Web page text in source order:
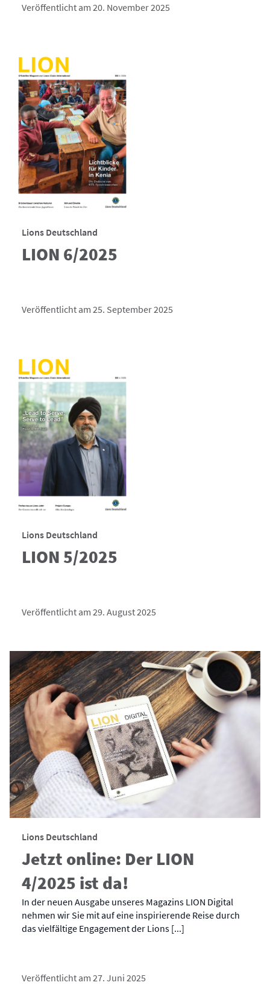
Veröffentlicht am 20. November 2025
Lions Deutschland
LION 6/2025
Veröffentlicht am 25. September 2025
Lions Deutschland
LION 5/2025
Veröffentlicht am 29. August 2025
Lions Deutschland
Jetzt online: Der LION
4/2025 ist da!
In der neuen Ausgabe unseres Magazins LION Digital
nehmen wir Sie mit auf eine inspirierende Reise durch
das vielfältige Engagement der Lions [...]
Veröffentlicht am 27. Juni 2025